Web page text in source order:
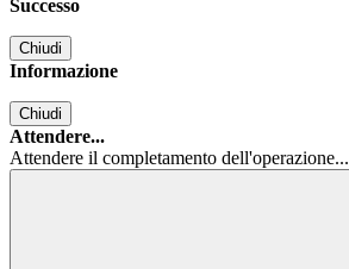
Successo
Chiudi
Informazione
Chiudi
Attendere...
Attendere il completamento dell'operazione...